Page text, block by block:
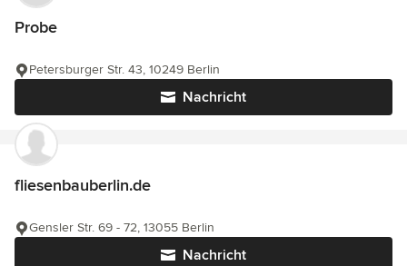
Probe
Nachricht
Petersburger Str. 43, 10249 Berlin
fliesenbauberlin.de
Nachricht
Gensler Str. 69 - 72, 13055 Berlin